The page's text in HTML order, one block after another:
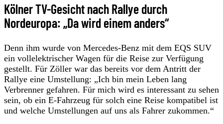
Kölner TV-Gesicht nach Rallye durch
Nordeuropa: „Da wird einem anders“
Denn ihm wurde von Mercedes-Benz mit dem EQS SUV
ein vollelektrischer Wagen für die Reise zur Verfügung
gestellt. Für Zöller war das bereits vor dem Antritt der
Rallye eine Umstellung: „Ich bin mein Leben lang
Verbrenner gefahren. Für mich wird es interessant zu sehen
sein, ob ein E-Fahrzeug für solch eine Reise kompatibel ist
und welche Umstellungen auf uns als Fahrer zukommen.“